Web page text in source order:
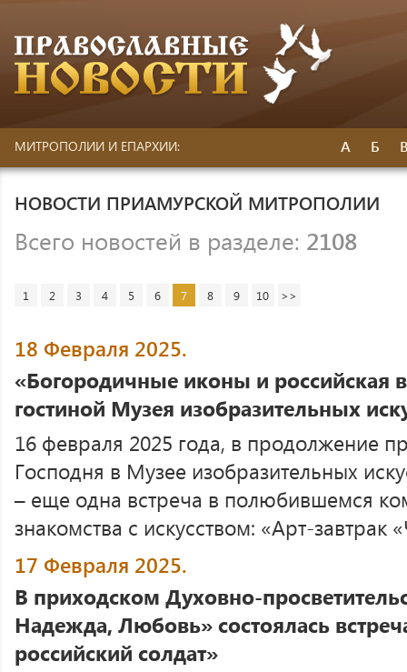
МИТРОПОЛИИ И ЕПАРХИИ: А Б
НОВОСТИ ПРИАМУРСКОЙ МИТРОПОЛИИ
Всего новостей в разделе: 2108
1 2 3 4 5 6 7 8 9 10 >>
18 Февраля 2025.
«Богородичные иконы и российская
гостиной Музея изобразительных
16 февраля 2025 года, в продолжение
Господня в Музее изобразительных
– еще одна встреча в полюбившемся
знакомства с искусством: «Арт-завтрак
17 Февраля 2025.
В приходском Духовно-
Надежда, Любовь» состоялась
российский солдат»